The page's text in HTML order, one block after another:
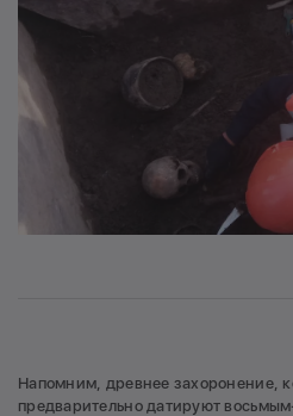
Напомним, древнее захоронение,
предварительно датируют